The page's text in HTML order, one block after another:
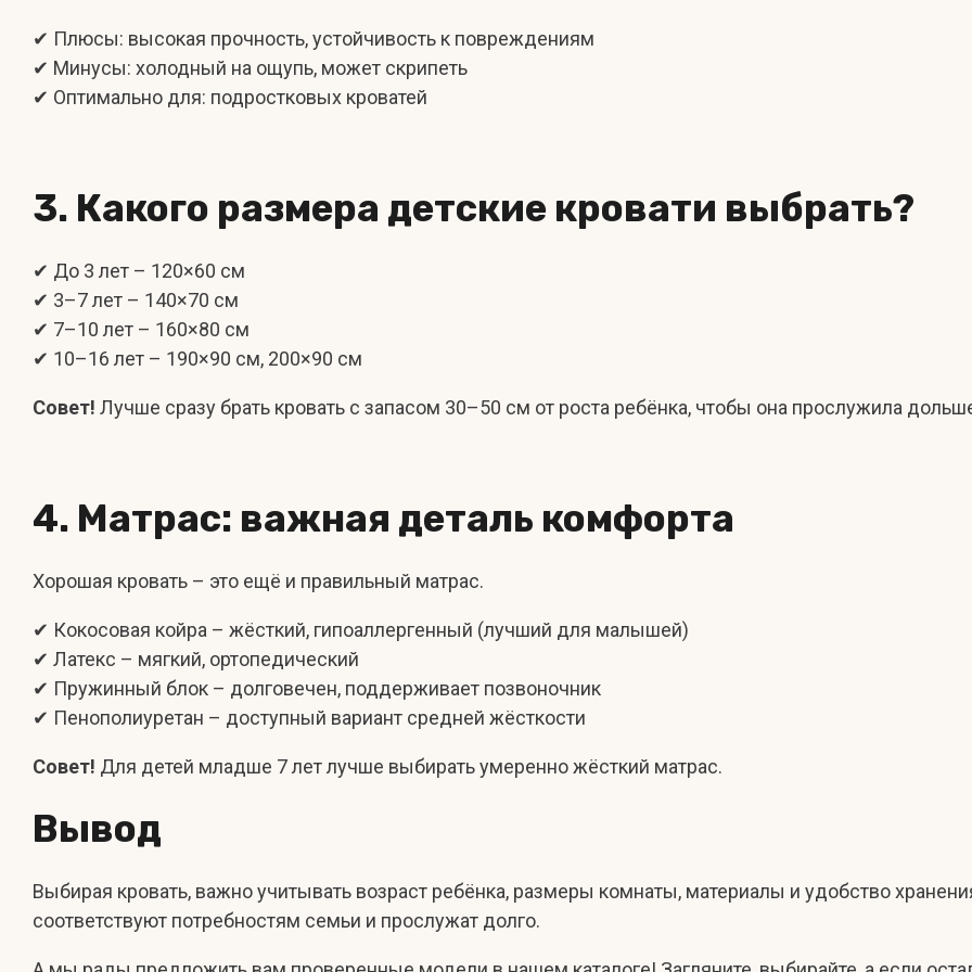
✔ Плюсы: высокая прочность, устойчивость к повреждениям
✔ Минусы: холодный на ощупь, может скрипеть
✔ Оптимально для: подростковых кроватей
3. Какого размера детские кровати выбрать?
✔ До 3 лет – 120×60 см
✔ 3–7 лет – 140×70 см
✔ 7–10 лет – 160×80 см
✔ 10–16 лет – 190×90 см, 200×90 см
Совет! Лучше сразу брать кровать с запасом 30–50 см от роста ребёнка, чтобы она прослужила
4. Матрас: важная деталь комфорта
Хорошая кровать – это ещё и правильный матрас.
✔ Кокосовая койра – жёсткий, гипоаллергенный (лучший для малышей)
✔ Латекс – мягкий, ортопедический
✔ Пружинный блок – долговечен, поддерживает позвоночник
✔ Пенополиуретан – доступный вариант средней жёсткости
Совет! Для детей младше 7 лет лучше выбирать умеренно жёсткий матрас.
Вывод
Выбирая кровать, важно учитывать возраст ребёнка, размеры комнаты, материалы и удобство
соответствуют потребностям семьи и прослужат долго.